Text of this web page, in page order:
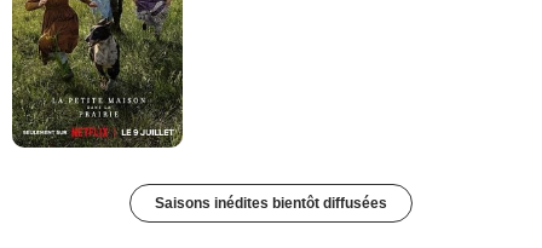
Saisons inédites bientôt diffusées